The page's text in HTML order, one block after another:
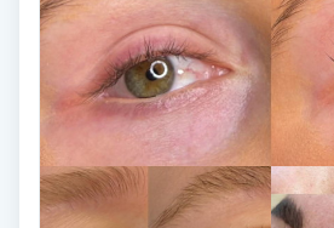
Kemisk peeling
Keratinbehandling
Kinesisk medicin